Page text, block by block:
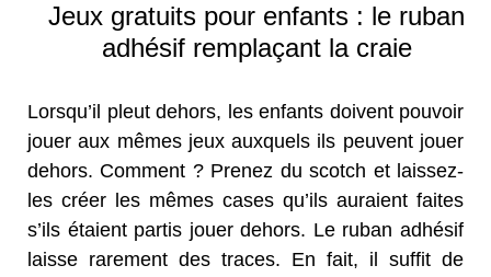
Jeux gratuits pour enfants : le ruban
adhésif remplaçant la craie
Lorsqu’il pleut dehors, les enfants doivent pouvoir
jouer aux mêmes jeux auxquels ils peuvent jouer
dehors. Comment ? Prenez du scotch et laissez-
les créer les mêmes cases qu’ils auraient faites
s’ils étaient partis jouer dehors. Le ruban adhésif
laisse rarement des traces. En fait, il suffit de